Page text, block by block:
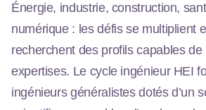
Énergie, industrie, construction,
numérique : les défis se multiplient
recherchent des profils capables de
expertises. Le cycle ingénieur HEI
ingénieurs généralistes dotés d’un